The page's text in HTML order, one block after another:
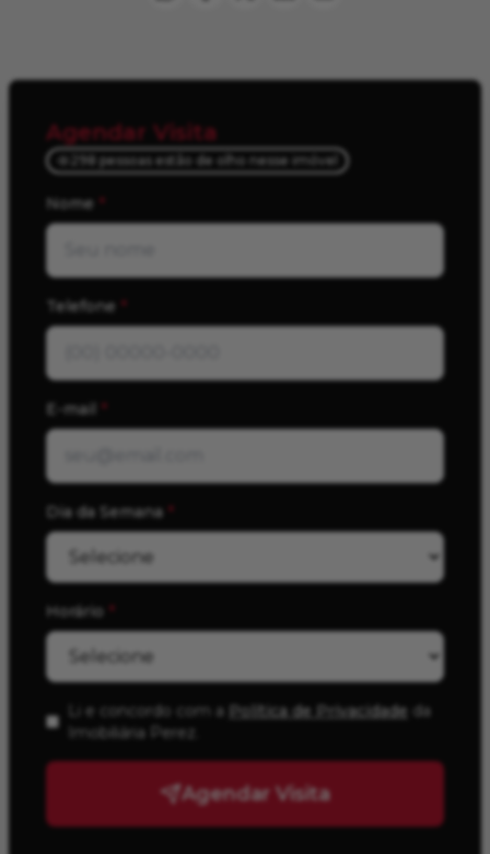
Agendar Visita
298 pessoas estão de olho nesse imóvel
Nome *
Telefone *
E-mail *
Dia da Semana *
Horário *
Li e concordo com a Política de Privacidade da
Imobiliária Perez
Agendar Visita